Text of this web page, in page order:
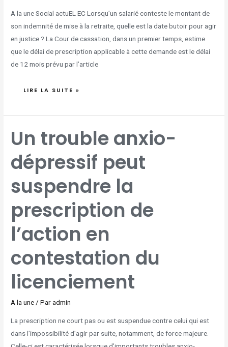
A la une Social actuEL EC Lorsqu’un salarié conteste le montant de
son indemnité de mise à la retraite, quelle est la date butoir pour agir
en justice ? La Cour de cassation, dans un premier temps, estime
que le délai de prescription applicable à cette demande est le délai
de 12 mois prévu par l’article
LIRE LA SUITE »
Un trouble anxio-
dépressif peut
suspendre la
prescription de
l’action en
contestation du
licenciement
A la une/ Paradmin
La prescription ne court pas ou est suspendue contre celui qui est
dans l’impossibilité d’agir par suite, notamment, de force majeure.
TROUBLE
ANXIO-
DÉPRESSIF
SUSPENDRE
LA
PRESCRIPTION
DE
L’ACTION
CONTESTATION
DU
LICENCIEMENT